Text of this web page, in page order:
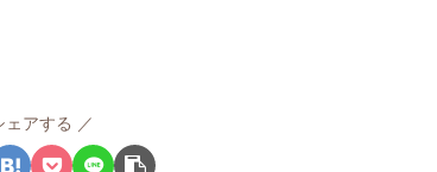
ェアする